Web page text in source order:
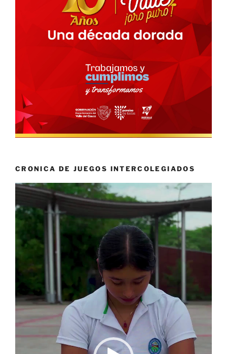
CRONICA DE JUEGOS INTERCOLEGIADOS
Reproductor
vídeo